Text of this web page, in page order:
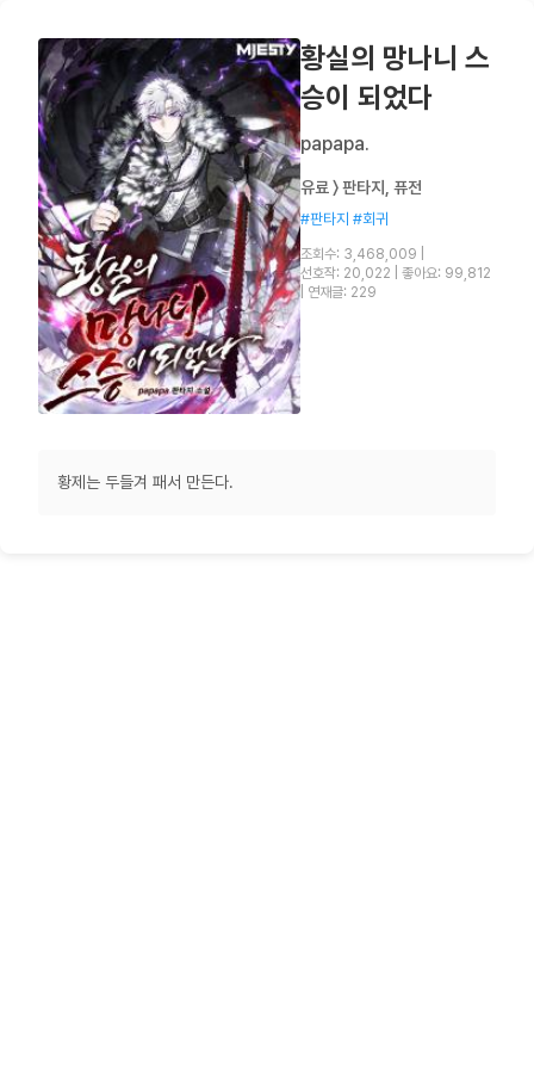
황실의 망나니 스
승이 되었다
papapa.
유료 〉 판타지, 퓨전
#판타지 #회귀
조회수: 3,468,009
선호작: 20,022
좋아요: 99,812
연재글: 229
황제는 두들겨 패서 만든다.